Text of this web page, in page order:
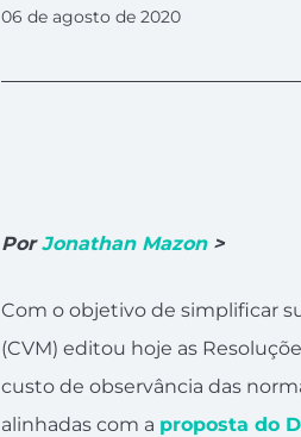
06 de agosto de 2020
PorJonathan Mazon>
Com o objetivo de simplificar
(CVM) editou hoje as
custo de observância das
alinhadas com a proposta do